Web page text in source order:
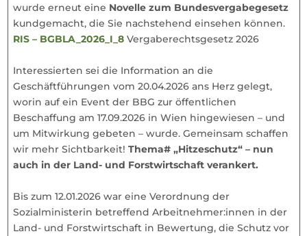
wurde erneut eine Novelle zum Bundesvergabegesetz
kundgemacht, die Sie nachstehend einsehen können.
RIS – BGBLA_2026_I_8Vergaberechtsgesetz 2026
Interessierten sei die Information an die
Geschäftführungen vom 20.04.2026 ans Herz gelegt,
worin auf ein Event der BBG zur öffentlichen
Beschaffung am 17.09.2026 in Wien hingewiesen – und
um Mitwirkung gebeten – wurde. Gemeinsam schaffen
wir mehr Sichtbarkeit! Thema# „Hitzeschutz“ – nun
auch in der Land- und Forstwirtschaft verankert.
Bis zum 12.01.2026 war eine Verordnung der
Sozialministerin betreffend Arbeitnehmer:innen in der
Land- und Forstwirtschaft in Bewertung, die Schutz vor